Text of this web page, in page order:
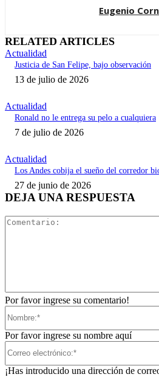
Eugenio
RELATED ARTICLES
Actualidad
Justicia de San Felipe, bajo observación
13 de julio de 2026
Actualidad
Ronald no le entrega su pelo a cualquiera
7 de julio de 2026
Actualidad
Los Andes cobija el sueño del corredor
27 de junio de 2026
DEJA UNA RESPUESTA
Por favor ingrese su comentario!
Por favor ingrese su nombre aquí
¡Has introducido una dirección de